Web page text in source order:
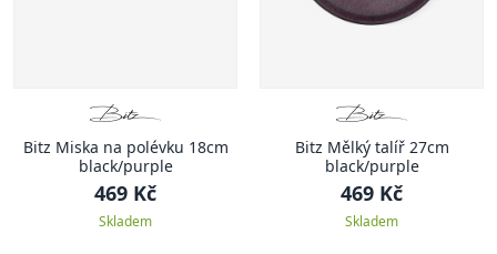
Bitz Miska na polévku 18cm
black/purple
469 Kč
Skladem
Bitz Mělký talíř 27cm
black/purple
469 Kč
Skladem